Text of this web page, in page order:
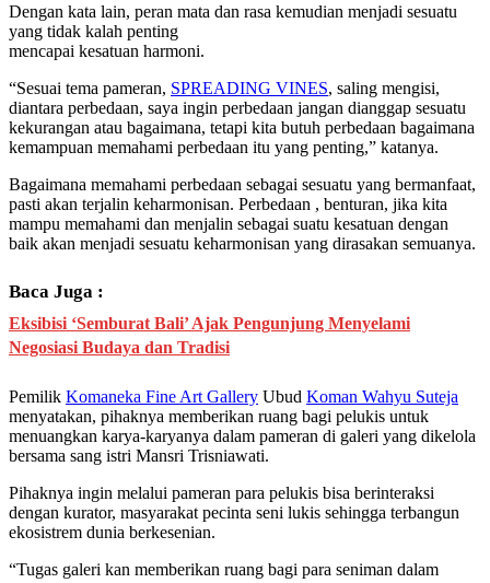
Dengan kata lain, peran mata dan rasa kemudian menjadi sesuatu
yang tidak kalah penting
mencapai kesatuan harmoni.
“Sesuai tema pameran, SPREADING VINES, saling mengisi,
diantara perbedaan, saya ingin perbedaan jangan dianggap sesuatu
kekurangan atau bagaimana, tetapi kita butuh perbedaan bagaimana
kemampuan memahami perbedaan itu yang penting,” katanya.
Bagaimana memahami perbedaan sebagai sesuatu yang bermanfaat,
pasti akan terjalin keharmonisan. Perbedaan , benturan, jika kita
mampu memahami dan menjalin sebagai suatu kesatuan dengan
baik akan menjadi sesuatu keharmonisan yang dirasakan semuanya.
Baca Juga :
Eksibisi ‘Semburat Bali’ Ajak Pengunjung Menyelami
Negosiasi Budaya dan Tradisi
Pemilik Komaneka Fine Art Gallery Ubud Koman Wahyu Suteja
menyatakan, pihaknya memberikan ruang bagi pelukis untuk
menuangkan karya-karyanya dalam pameran di galeri yang dikelola
bersama sang istri Mansri Trisniawati.
Pihaknya ingin melalui pameran para pelukis bisa berinteraksi
dengan kurator, masyarakat pecinta seni lukis sehingga terbangun
ekosistrem dunia berkesenian.
“Tugas galeri kan memberikan ruang bagi para seniman dalam